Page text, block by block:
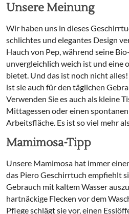
Unsere Meinung
Wir haben uns in dieses
schlichtes und elegantes Design
Hauch von Pep, während seine
unvergleichlich weich ist und eine
bietet. Und das ist noch nicht
ist sie auch für den täglichen
Verwenden Sie es auch als kleine
Mittagessen oder einen
Arbeitsfläche. Es ist so viel mehr
Mamimosa-Tipp
Unsere Mamimosa hat immer
das Piero Geschirrtuch empfiehlt
Gebrauch mit kaltem Wasser
hartnäckige Flecken vor dem
Pflege schlägt sie vor, einen